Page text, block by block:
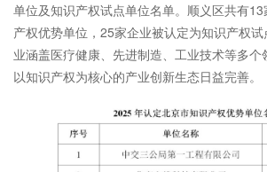
单位及知识产权试点单位名单。顺义区共有
产权优势单位，25家企业被认定为知识产权
业涵盖医疗健康、先进制造、工业技术等多个
以知识产权为核心的产业创新生态日益完善。